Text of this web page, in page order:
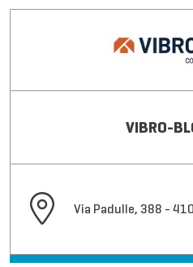
VIBRO-
Via Padulle, 388 -